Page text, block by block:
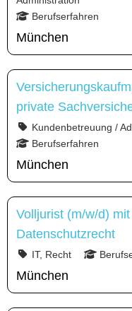
Berufserfahren
München
private
Kundenbetreuung /
Berufserfahren
München
Volljurist (m/w/d)
Datenschutzrecht
IT, Recht
München